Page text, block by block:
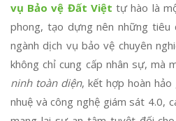
vụ Bảo vệ Đất Việt tự hào là
phong, tạo dựng nên những tiêu
ngành dịch vụ bảo vệ chuyên
không chỉ cung cấp nhân sự, mà
ninh toàn diện, kết hợp hoàn
nhuệ và công nghệ giám sát 4.0,